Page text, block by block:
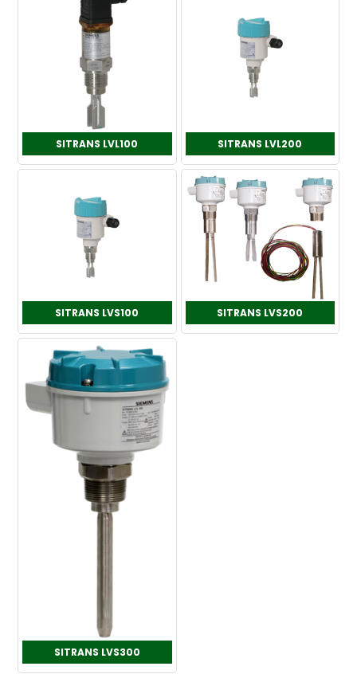
SITRANS LVL100 SITRANS LVL200
SITRANS LVS100 SITRANS LVS200
SITRANS LVS300